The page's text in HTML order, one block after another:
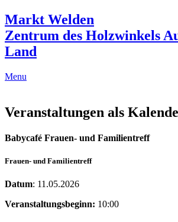
Markt Welden
Zentrum des Holzwinkels
Land
Menu
Veranstaltungen als
Babycafé Frauen- und Familientreff
Frauen- und Familientreff
Datum: 11.05.2026
Veranstaltungsbeginn: 10:00